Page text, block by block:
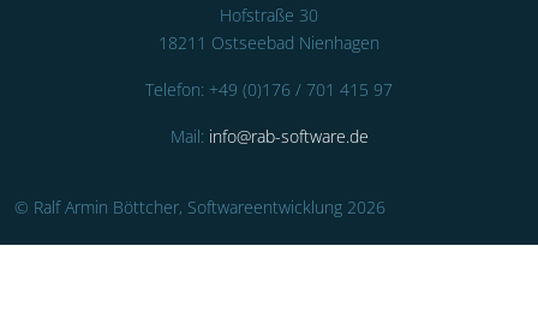
Hofstraße 30
18211 Ostseebad Nienhagen
Telefon: +49 (0)176 / 701 415 97
Mail: info@rab-software.de
© Ralf Armin Böttcher, Softwareentwicklung 2026